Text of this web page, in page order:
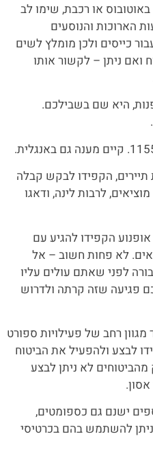
או רכבת, שימו לב
הארוכות והנוסעים
כייסים ולכן מומלץ לשים
ואם ניתן – לקשור אותו
היא שם בשבילכם.
תיירים, הקפידו לבקש קבלה
לרבות לינה, ודאגו
הקפידו להגיע עם
לא פחות חשוב – אל
לפני שאתם עולים עליו
פגיעה שזה קרתה ולדרוש
רחב של פעילויות ספורט
לבצע ולהפעיל את הביטוח
לא ניתן לבצע
ישנם גם כספומטים,
להשתמש בהם בכרטיסי